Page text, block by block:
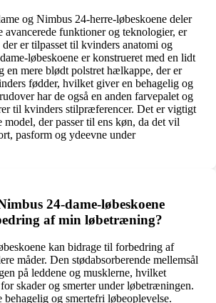
og Nimbus 24-herre-løbeskoene deler
avancerede funktioner og teknologier, er
er tilpasset til kvinders anatomi og
løbeskoene er konstrueret med en lidt
en mere blødt polstret hælkappe, der er
fødder, hvilket giver en behagelig og
har de også en anden farvepalet og
til kvinders stilpræferencer. Det er vigtigt
der passer til ens køn, da det vil
pasform og ydeevne under
24-dame-løbeskoene
af min løbetræning?
kan bidrage til forbedring af
måder. Den stødabsorberende mellemsål
på leddene og musklerne, hvilket
skader og smerter under løbetræningen.
behagelig og smertefri løbeoplevelse.